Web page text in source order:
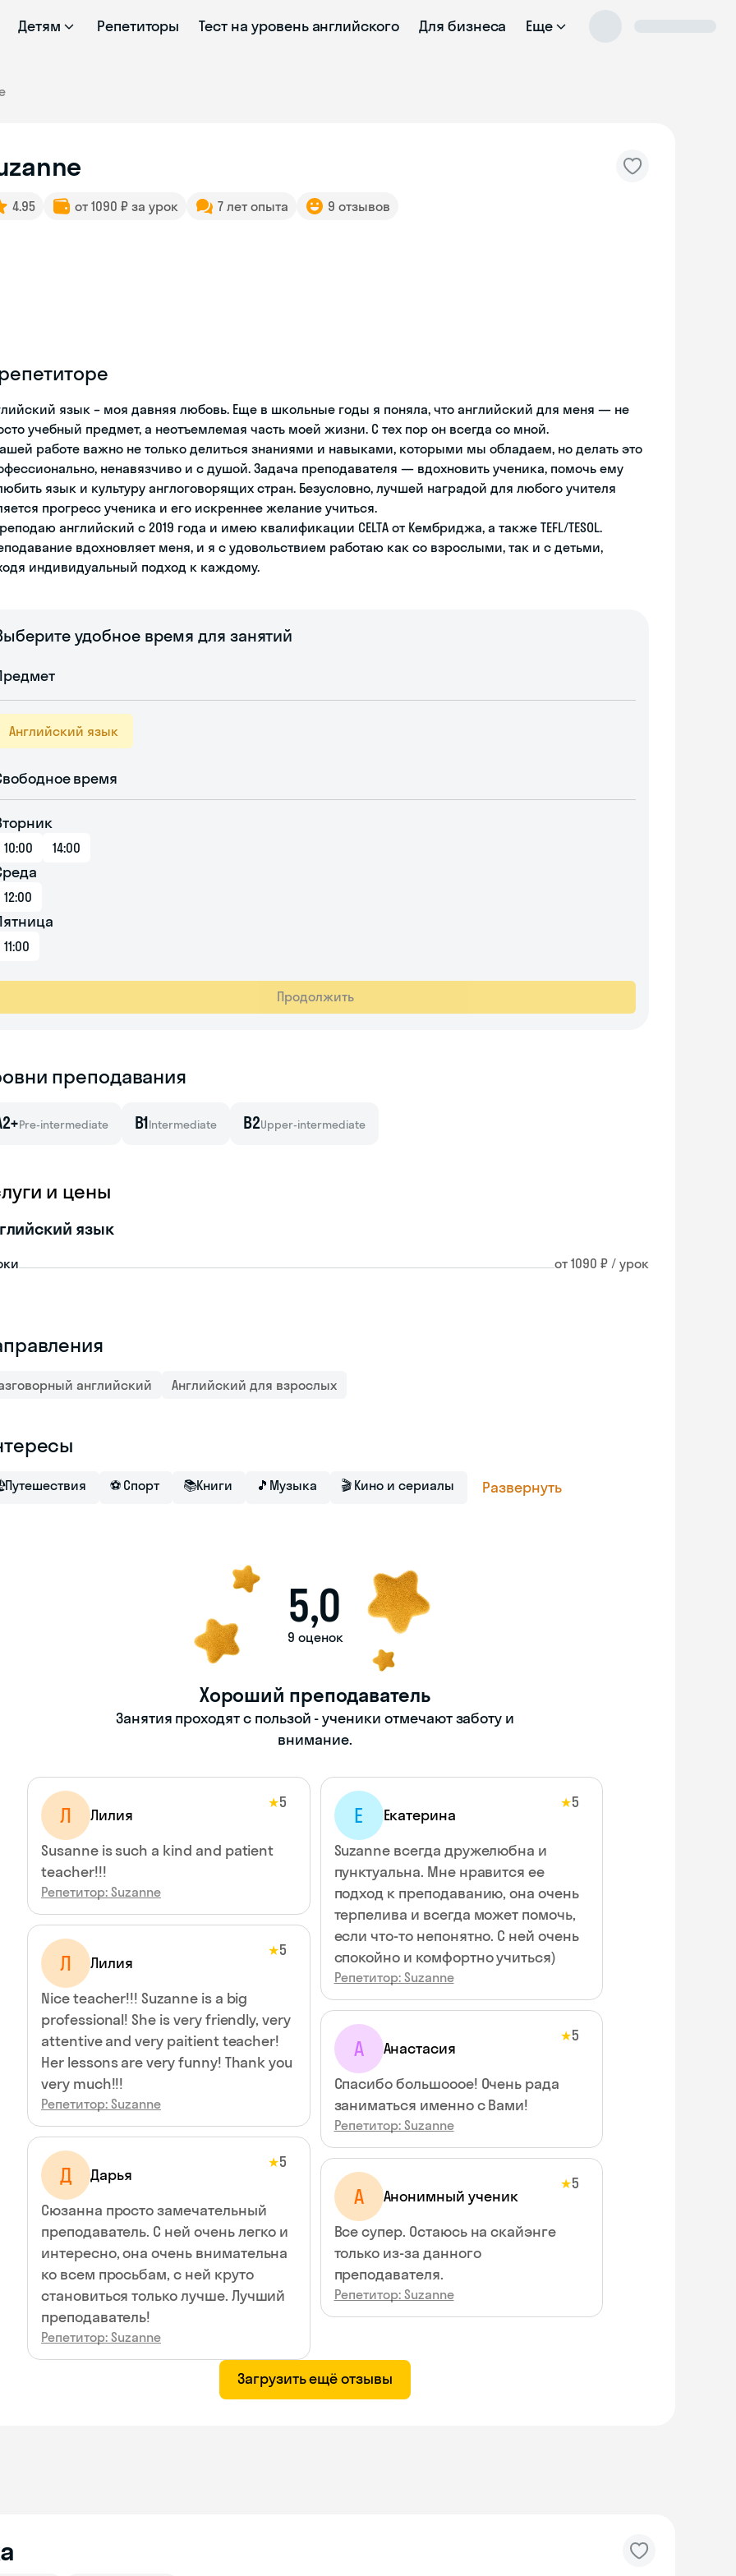
Детям Репетиторы Тест на уровень английского Для бизнеса Еще
4.95 от 1090 ₽ за урок 7 лет опыта 9 отзывов
язык – моя давняя любовь. Еще в школьные годы я поняла, что английский для меня — не
учебный предмет, а неотъемлемая часть моей жизни. С тех пор он всегда со мной.
работе важно не только делиться знаниями и навыками, которыми мы обладаем, но делать это
ненавязчиво и с душой. Задача преподавателя — вдохновить ученика, помочь ему
язык и культуру англоговорящих стран. Безусловно, лучшей наградой для любого учителя
прогресс ученика и его искреннее желание учиться.
английский с 2019 года и имею квалификации CELTA от Кембриджа, а также TEFL/TESOL.
вдохновляет меня, и я с удовольствием работаю как со взрослыми, так и с детьми,
индивидуальный подход к каждому.
удобное время для занятий
Английский язык
время
10:00 14:00
12:00
11:00
Продолжить
преподавания
Pre-intermediate B1Intermediate B2Upper-intermediate
и цены
язык
от 1090 ₽ / урок
английский Английский для взрослых
Путешествия ⚽ Спорт 📚Книги 🎵 Музыка 🎬 Кино и сериалы Развернуть
5,0
9 оценок
Хороший преподаватель
Занятия проходят с пользой - ученики отмечают заботу и
внимание.
Л Лилия
★5
Susanne is such a kind and patient
teacher!!!
Репетитор: Suzanne
Л Лилия
★5
Nice teacher!!! Suzanne is a big
professional! She is very friendly, very
attentive and very paitient teacher!
Her lessons are very funny! Thank you
very much!!!
Репетитор: Suzanne
Д Дарья
★5
Сюзанна просто замечательный
преподаватель. С ней очень легко и
интересно, она очень внимательна
ко всем просьбам, с ней круто
становиться только лучше. Лучший
преподаватель!
Репетитор: Suzanne
Е Екатерина
★5
Suzanne всегда дружелюбна и
пунктуальна. Мне нравится ее
подход к преподаванию, она очень
терпелива и всегда может помочь,
если что-то непонятно. С ней очень
спокойно и комфортно учиться)
Репетитор: Suzanne
А Анастасия
★5
Спасибо большооое! Очень рада
заниматься именно с Вами!
Репетитор: Suzanne
А Анонимный ученик
★5
Все супер. Остаюсь на скайэнге
только из-за данного
преподавателя.
Репетитор: Suzanne
Загрузить ещё отзывы